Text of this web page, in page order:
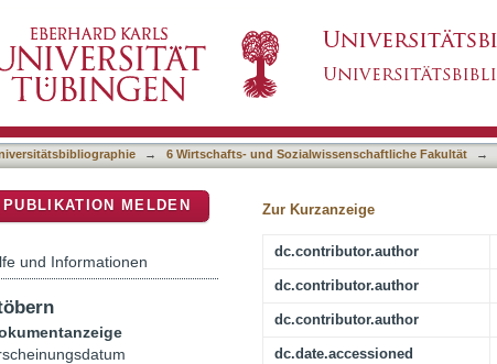
→ 6 Wirtschafts- und Sozialwissenschaftliche Fakultät →
Zur Kurzanzeige
dc.contributor.author
dc.contributor.author
dc.contributor.author
dc.date.accessioned
PUBLIKATION MELDEN
und Informationen